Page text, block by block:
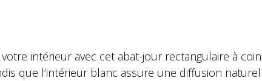
intérieur avec cet abat-jour rectangulaire à
que l’intérieur blanc assure une diffusion